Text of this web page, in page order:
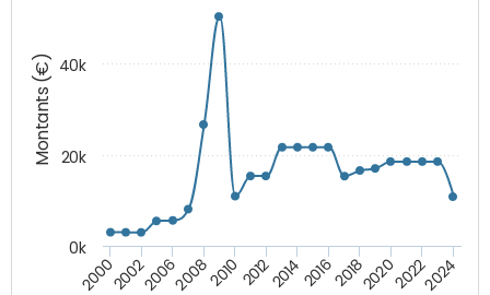
Montants (€)
20002002200620082010 2012201420162018202020222024
0k
20k
40k